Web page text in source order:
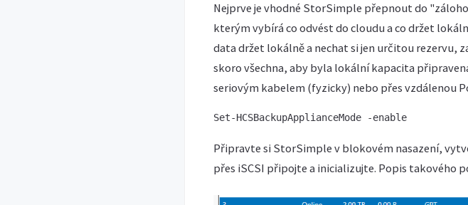
Nejprve je vhodné StorSimple přepnout do
kterým vybírá co odvést do cloudu a co držet
data držet lokálně a nechat si jen určitou rezervu,
skoro všechna, aby byla lokální kapacita
seriovým kabelem (fyzicky) nebo přes vzdálenou
Set-HCSBackupApplianceMode -enable
Připravte si StorSimple v blokovém nasazení,
přes iSCSI připojte a inicializujte. Popis takového